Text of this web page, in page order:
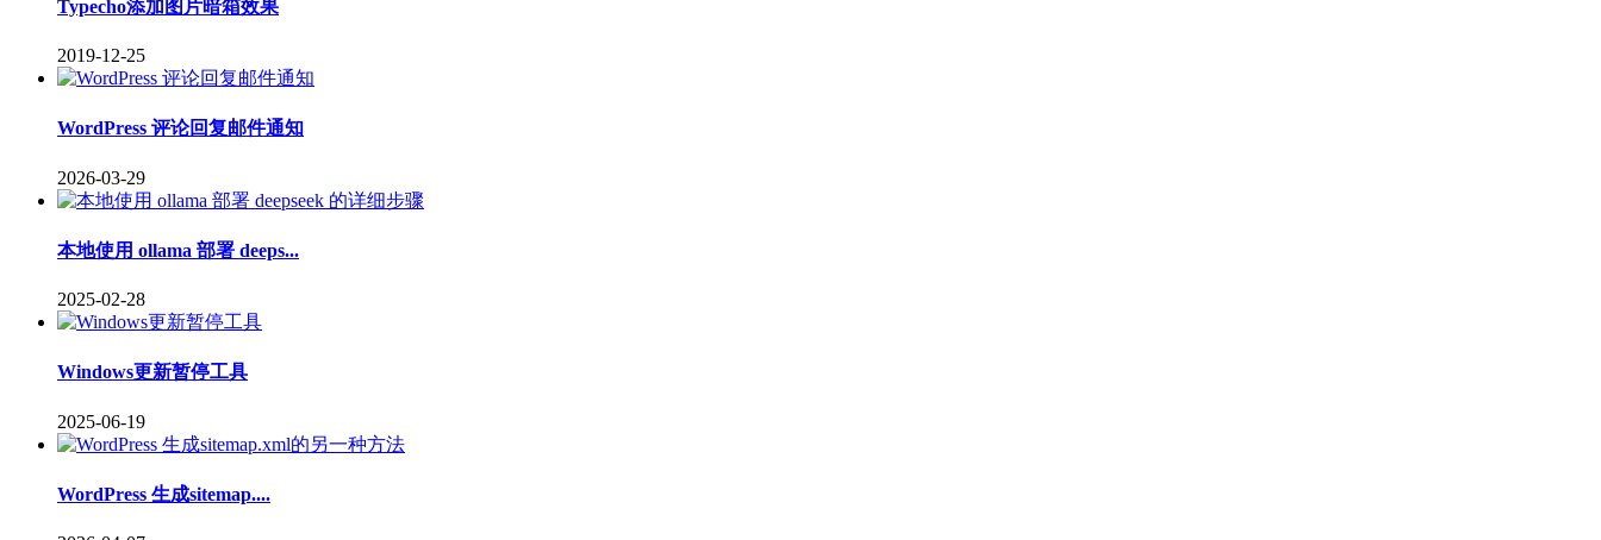
Typecho添加图片暗箱效果
2019-12-25
WordPress 评论回复邮件通知
2026-03-29
本地使用 ollama 部署 deeps...
2025-02-28
Windows更新暂停工具
2025-06-19
WordPress 生成sitemap....